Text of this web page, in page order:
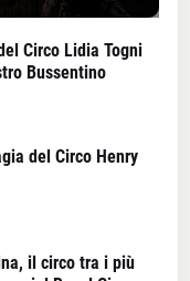
Circo Lidia Togni
Bussentino
del Circo Henry
il circo tra i più